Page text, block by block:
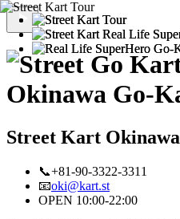
Street Kart Okinawa
📞+81-90-3322-3311
📧oki@kart.st
OPEN 10:00-22:00